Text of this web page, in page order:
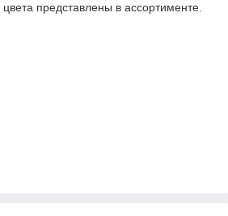
представлены в ассортименте.